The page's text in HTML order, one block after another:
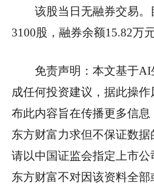
该股当日无融券交易
3100股，融券余额15.82万元
免责声明：本文基于
成任何投资建议，据此操
布此内容旨在传播更多信息
东方财富力求但不保证数
请以中国证监会指定上市公
东方财富不对因该资料全